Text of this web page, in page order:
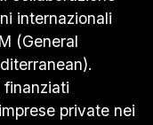
internazionali
(General
finanziati
private nei